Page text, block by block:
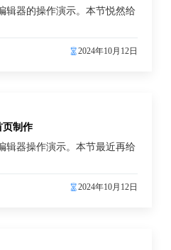
辑器的操作演示。本节悦然给
2024年10月12日
页制作
辑器操作演示。本节最近再给
2024年10月12日